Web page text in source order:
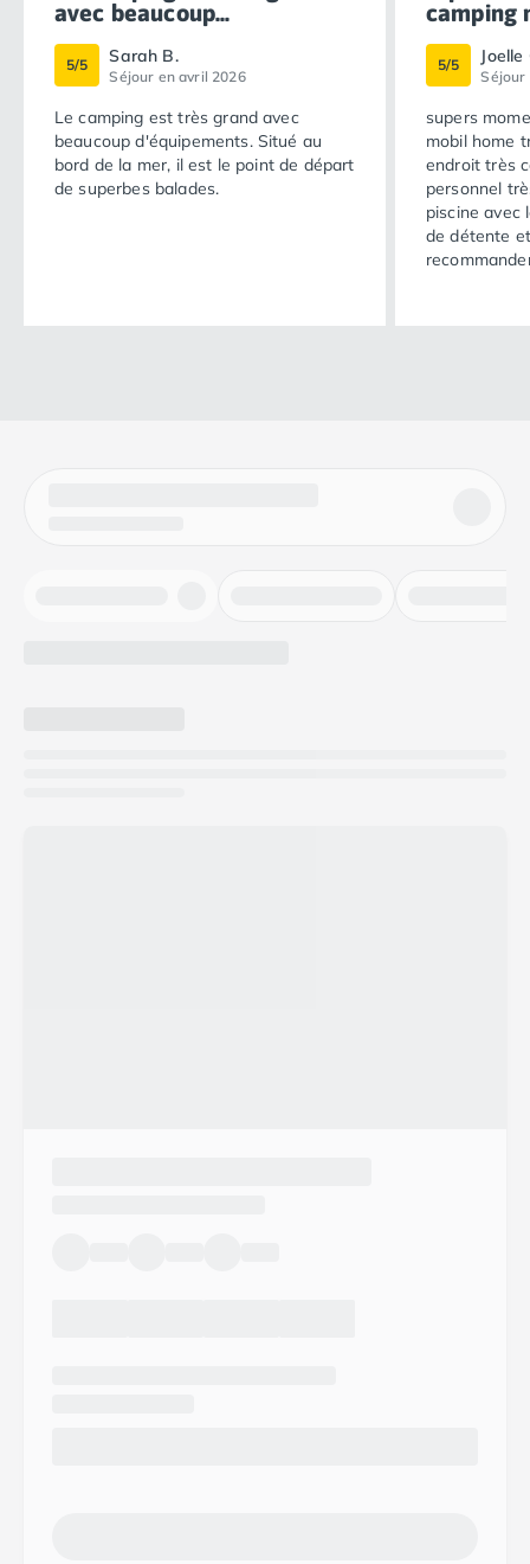
avec beaucoup...
5/5 Sarah B.
Séjour en avril 2026
Le camping est très grand avec
beaucoup d'équipements. Situé au
bord de la mer, il est le point de départ
de superbes balades.
camping
5/5 Joelle
Séjour
supers
mobil home
endroit très
personnel
piscine avec
de détente